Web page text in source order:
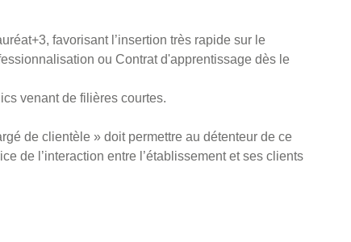
favorisant l’insertion très rapide sur le
ou Contrat d'apprentissage dès le
venant de filières courtes.
de clientèle » doit permettre au détenteur de ce
de l’interaction entre l’établissement et ses clients